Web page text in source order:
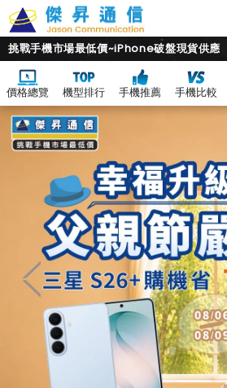
挑戰手機市場最低價~iPhone破盤現貨供應
價格總覽 機型排行 手機推薦 手機比較